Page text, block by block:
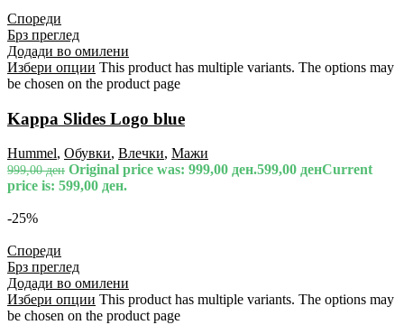
Спореди
Брз преглед
Додади во омилени
Избери опции This product has multiple variants. The options may
be chosen on the product page
Kappa Slides Logo blue
Hummel, Обувки, Влечки, Мажи
999,00ден Original price was: 999,00 ден.599,00 денCurrent
price is: 599,00 ден.
-25%
Спореди
Брз преглед
Додади во омилени
Избери опции This product has multiple variants. The options may
be chosen on the product page